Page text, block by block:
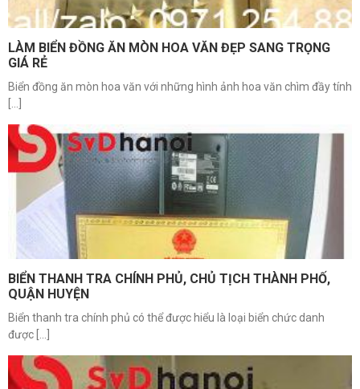
LÀM BIỂN ĐỒNG ĂN MÒN HOA VĂN ĐẸP SANG TRỌNG
GIÁ RẺ
Biển đồng ăn mòn hoa văn với những hình ảnh hoa văn chìm đầy tính
BIỂN THANH TRA CHÍNH PHỦ, CHỦ TỊCH THÀNH PHỐ,
QUẬN HUYỆN
Biển thanh tra chính phủ có thể được hiểu là loại biển chức danh
được [...]